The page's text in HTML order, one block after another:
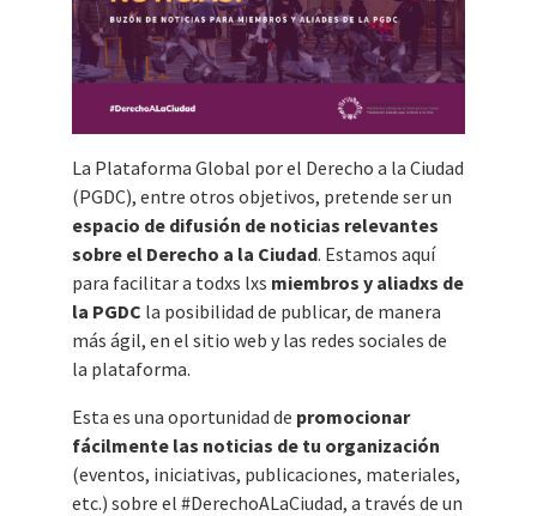
La Plataforma Global por el Derecho a la Ciudad
(PGDC), entre otros objetivos, pretende ser un
espacio de difusión de noticias relevantes
sobre el Derecho a la Ciudad. Estamos aquí
para facilitar a todxs lxs miembros y aliadxs de
la PGDC la posibilidad de publicar, de manera
más ágil, en el sitio web y las redes sociales de
la plataforma.
Esta es una oportunidad de promocionar
fácilmente las noticias de tu organización
(eventos, iniciativas, publicaciones, materiales,
etc.) sobre el #DerechoALaCiudad, a través de un